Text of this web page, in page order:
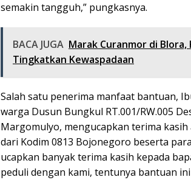
semakin tangguh,” pungkasnya.
BACA JUGA Marak Curanmor di Blora,
Tingkatkan Kewaspadaan
Salah satu penerima manfaat bantuan,
warga Dusun Bungkul RT.001/RW.005
Margomulyo, mengucapkan terima
dari Kodim 0813 Bojonegoro beserta
ucapkan banyak terima kasih kepada
peduli dengan kami, tentunya bantuan